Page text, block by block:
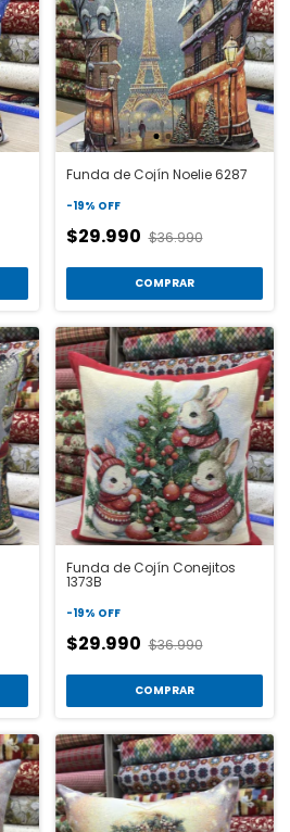
Funda de Cojín Noelie 6287
-19% OFF
$29.990 $36.990
COMPRAR
Funda de Cojín Conejitos
1373B
-19% OFF
$29.990 $36.990
COMPRAR